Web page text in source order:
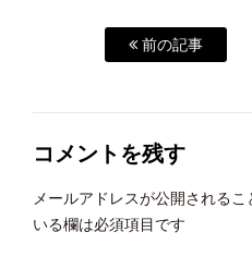
前の記事
コメントを残す
メールアドレスが公開されるこ
いる欄は必須項目です